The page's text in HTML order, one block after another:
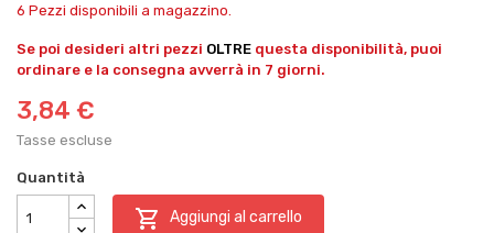
6 Pezzi disponibili a magazzino.
Se poi desideri altri pezzi OLTRE questa disponibilità, puoi
ordinare e la consegna avverrà in 7 giorni.
3,84 €
Tasse escluse
Quantità
 Aggiungi al carrello